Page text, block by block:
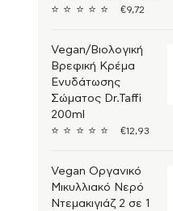
⭐ ⭐ ⭐ ⭐ ⭐ €9,72
Vegan/Βιολογική
Βρεφική Κρέμα
Ενυδάτωσης
Σώματος Dr.Taffi
200ml
⭐ ⭐ ⭐ ⭐ ⭐ €12,93
Vegan Οργανικό
Μικυλλιακό Νερό
Ντεμακιγιάζ 2 σε 1